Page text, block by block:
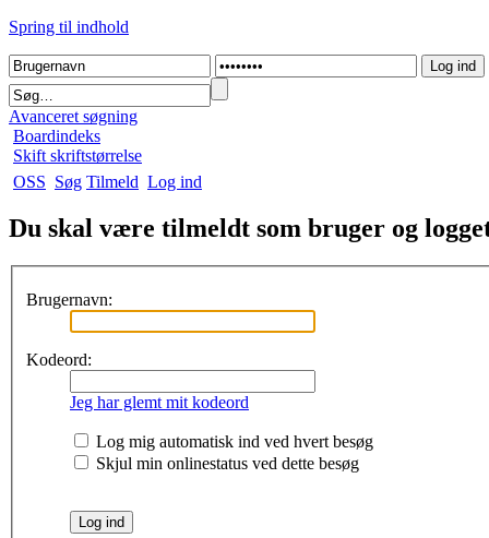
Spring til indhold
Avanceret søgning
Boardindeks
Skift skriftstørrelse
OSS Søg Tilmeld Log ind
Du skal være tilmeldt som bruger og
Brugernavn:
Kodeord:
Jeg har glemt mit kodeord
Log mig automatisk ind ved hvert besøg
Skjul min onlinestatus ved dette besøg